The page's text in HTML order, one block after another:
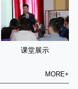
课堂展示
MORE+